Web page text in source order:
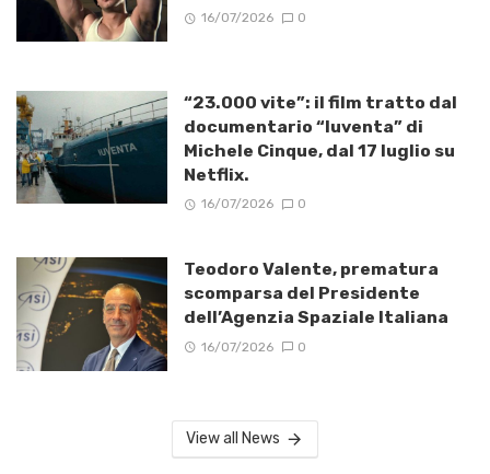
16/07/2026 0
“23.000 vite”: il film tratto dal
documentario “Iuventa” di
Michele Cinque, dal 17 luglio su
Netflix.
16/07/2026 0
Teodoro Valente, prematura
scomparsa del Presidente
dell’Agenzia Spaziale Italiana
16/07/2026 0
View all News